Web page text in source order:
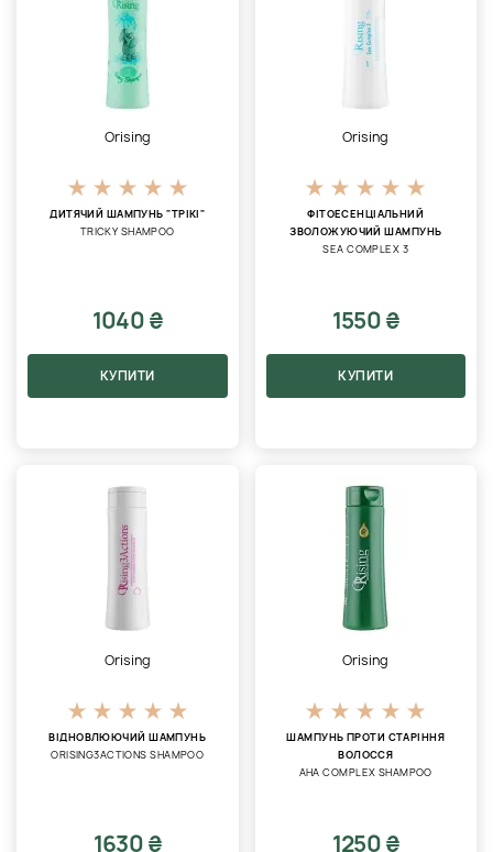
Orising
ДИТЯЧИЙ ШАМПУНЬ "ТРІКІ"
TRICKY SHAMPOO
1040 ₴
КУПИТИ
Orising
ФІТОЕСЕНЦІАЛЬНИЙ
ЗВОЛОЖУЮЧИЙ ШАМПУНЬ
SEA COMPLEX 3
1550 ₴
КУПИТИ
Orising
ВІДНОВЛЮЮЧИЙ ШАМПУНЬ
ORISING3ACTIONS SHAMPOO
1630 ₴
Orising
ШАМПУНЬ ПРОТИ СТАРІННЯ
ВОЛОССЯ
AHA COMPLEX SHAMPOO
1250 ₴